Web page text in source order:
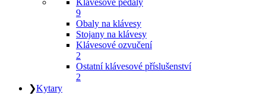
9
Obaly na klávesy
Stojany na klávesy
Klávesové ozvučení
2
Ostatní klávesové příslušenství
2
❯Kytary